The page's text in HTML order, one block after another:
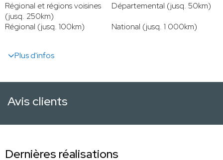
Régional et régions voisines
(jusq. 250km)
Départemental (jusq. 50km)
Régional (jusq. 100km)
National (jusq. 1 000km)
Plus d'infos
Avis clients
Dernières réalisations